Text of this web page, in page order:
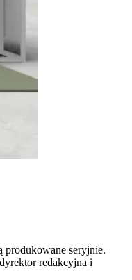
produkowane seryjnie.
redakcyjna i